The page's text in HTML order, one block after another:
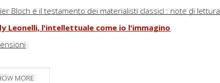
Bloch e il testamento dei materialisti classici : note di lettura
Leonelli, l'intellettuale come io l'immagino
MORE